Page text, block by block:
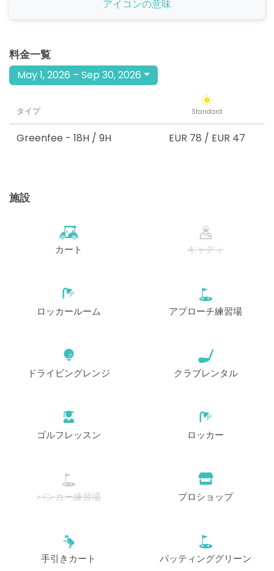
アイコンの意味
料金一覧
May 1, 2026 – Sep 30, 2026
タイプ Standard
Greenfee - 18H / 9H EUR 78 / EUR 47
施設
カート キャディ
ロッカールーム アプローチ練習場
ドライビングレンジ クラブレンタル
ゴルフレッスン ロッカー
バンカー練習場 プロショップ
手引きカート パッティンググリーン